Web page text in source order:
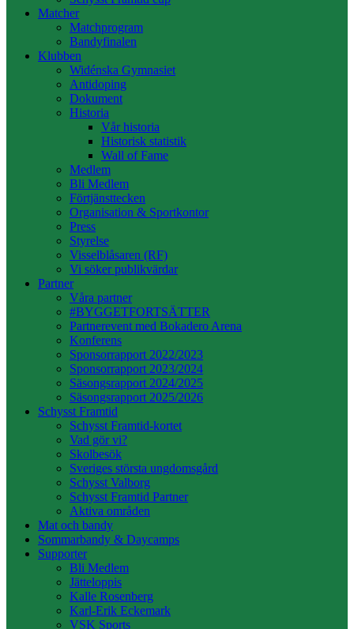
Matcher
Matchprogram
Bandyfinalen
Klubben
Widénska Gymnasiet
Antidoping
Dokument
Historia
Vår historia
Historisk statistik
Wall of Fame
Medlem
Bli Medlem
Förtjänsttecken
Organisation & Sportkontor
Press
Styrelse
Visselblåsaren (RF)
Vi söker publikvärdar
Partner
Våra partner
#BYGGETFORTSÄTTER
Partnerevent med Bokadero Arena
Konferens
Sponsorrapport 2022/2023
Sponsorrapport 2023/2024
Säsongsrapport 2024/2025
Säsongsrapport 2025/2026
Schysst Framtid
Schysst Framtid-kortet
Vad gör vi?
Skolbesök
Sveriges största ungdomsgård
Schysst Valborg
Schysst Framtid Partner
Aktiva områden
Mat och bandy
Sommarbandy & Daycamps
Supporter
Bli Medlem
Jätteloppis
Kalle Rosenberg
Karl-Erik Eckemark
VSK Sports